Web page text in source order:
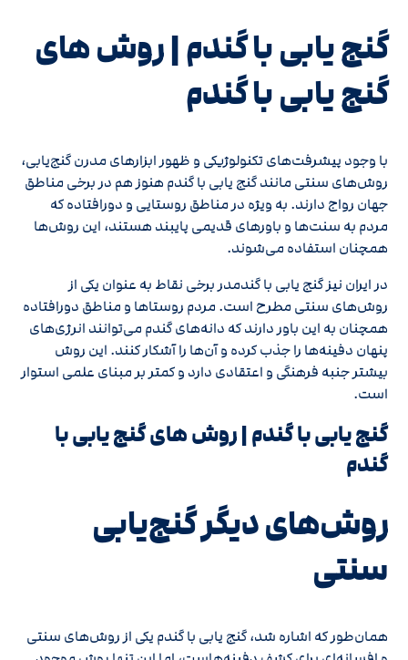
گنج یابی با گندم | روش های
گنج‌ یابی با گندم
با وجود پیشرفت‌های تکنولوژیکی و ظهور ابزارهای مدرن گنج‌یابی،
روش‌های سنتی مانند گنج‌ یابی با گندم هنوز هم در برخی مناطق
جهان رواج دارند. به ویژه در مناطق روستایی و دورافتاده که
مردم به سنت‌ها و باورهای قدیمی پایبند هستند، این روش‌ها
همچنان استفاده می‌شوند.
در ایران نیز گنج‌ یابی با گندمدر برخی نقاط به عنوان یکی از
روش‌های سنتی مطرح است. مردم روستاها و مناطق دورافتاده
همچنان به این باور دارند که دانه‌های گندم می‌توانند انرژی‌های
پنهان دفینه‌ها را جذب کرده و آن‌ها را آشکار کنند. این روش
بیشتر جنبه فرهنگی و اعتقادی دارد و کمتر بر مبنای علمی استوار
است.
گنج یابی با گندم | روش های گنج‌ یابی با
گندم
روش‌های دیگر گنج‌یابی
سنتی
همان‌طور که اشاره شد، گنج‌ یابی با گندم یکی از روش‌های سنتی